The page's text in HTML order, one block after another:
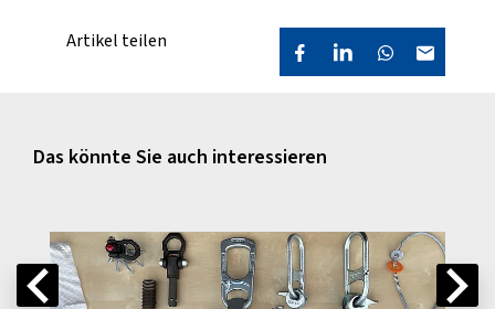
Artikel teilen
Das könnte Sie auch interessieren